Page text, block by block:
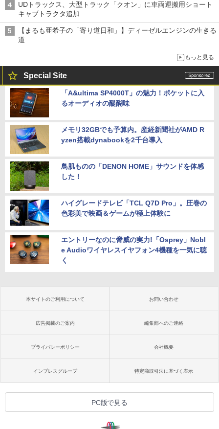
UDトラックス、大型トラック「クオン」に車両運搬用ショート
キャブトラクタ追加
【まるも亜希子の「寄り道日和」】ディーゼルエンジンの生きる
道
もっと見る
Special Site
「A&ultima SP4000T」の魅力！ポケットに入
るオーディオの醍醐味
メモリ32GBでも予算内。産経新聞社がAMD R
yzen搭載dynabookを2千台導入
鳥肌ものの「DENON HOME」サウンドを体感
した！
ハイグレードテレビ「TCL Q7D Pro」。圧巻の
色彩美で映画＆ゲームが極上体験に
エントリーなのに脅威の実力!「Osprey」Nobl
e Audioワイヤレスイヤフォン4機種を一気に聴
く
本サイトのご利用について お問い合わせ
広告掲載のご案内 編集部へのご連絡
プライバシーポリシー 会社概要
インプレスグループ 特定商取引法に基づく表示
PC版で見る